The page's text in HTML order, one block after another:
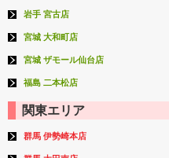
岩手 宮古店
宮城 大和町店
宮城 ザモール仙台店
福島 二本松店
関東エリア
群馬 伊勢崎本店